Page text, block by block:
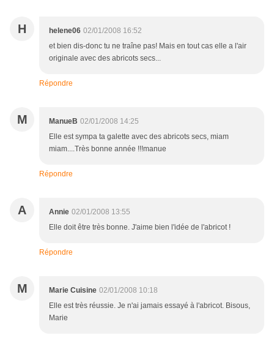
H helene06 02/01/2008 16:52
et bien dis-donc tu ne traîne pas! Mais en tout cas elle a l'air
originale avec des abricots secs...
Répondre
M ManueB 02/01/2008 14:25
Elle est sympa ta galette avec des abricots secs, miam
miam....Très bonne année !!!manue
Répondre
A Annie 02/01/2008 13:55
Elle doit être très bonne. J'aime bien l'idée de l'abricot !
Répondre
M Marie Cuisine 02/01/2008 10:18
Elle est très réussie. Je n'ai jamais essayé à l'abricot. Bisous,
Marie